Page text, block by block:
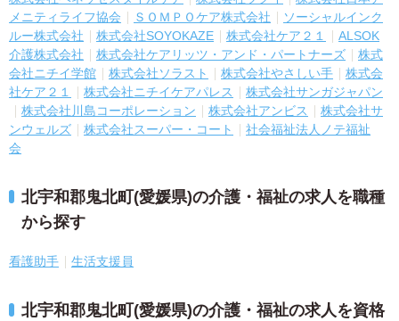
メニティライフ協会
ＳＯＭＰＯケア株式会社
ソーシャルインク
ルー株式会社
株式会社SOYOKAZE 株式会社ケア２１
ALSOK
介護株式会社
株式会社ケアリッツ・アンド・パートナーズ
株式
会社ニチイ学館
株式会社ソラスト 株式会社やさしい手
株式会
社ケア２１
株式会社ニチイケアパレス
株式会社サンガジャパン
株式会社川島コーポレーション
株式会社アンビス
株式会社サ
ンウェルズ
株式会社スーパー・コート
社会福祉法人ノテ福祉
会
北宇和郡鬼北町(愛媛県)の介護・福祉の求人を職種
から探す
看護助手 生活支援員
北宇和郡鬼北町(愛媛県)の介護・福祉の求人を資格